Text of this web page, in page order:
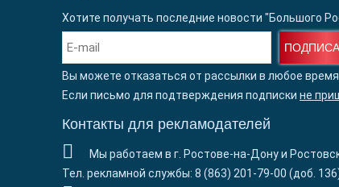
Хотите получать последние новости "Большого
Вы можете отказаться от рассылки в любое время.
Если письмо для подтверждения подписки не
Контакты для рекламодателей
Мы работаем в г. Ростове-на-Дону и
Тел. рекламной службы: 8 (863) 201-79-00 (доб.